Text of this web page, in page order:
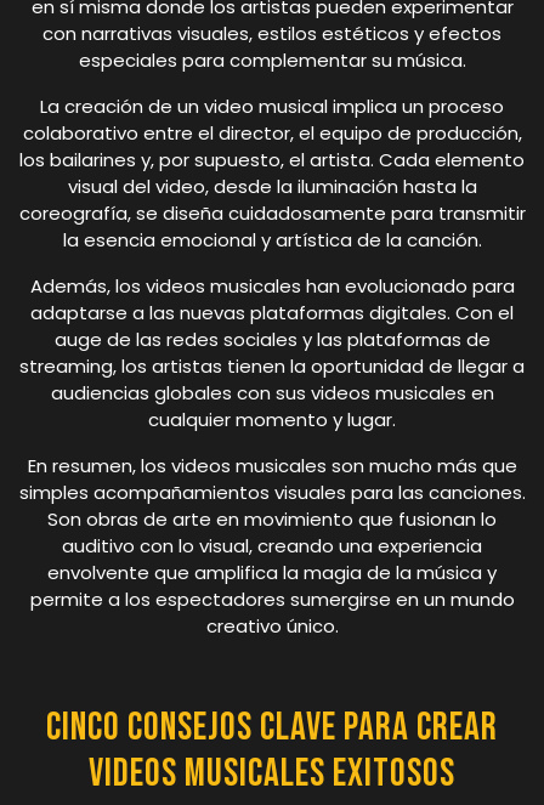
en sí misma donde los artistas pueden experimentar
con narrativas visuales, estilos estéticos y efectos
especiales para complementar su música.
La creación de un video musical implica un proceso
colaborativo entre el director, el equipo de producción,
los bailarines y, por supuesto, el artista. Cada elemento
visual del video, desde la iluminación hasta la
coreografía, se diseña cuidadosamente para transmitir
la esencia emocional y artística de la canción.
Además, los videos musicales han evolucionado para
adaptarse a las nuevas plataformas digitales. Con el
auge de las redes sociales y las plataformas de
streaming, los artistas tienen la oportunidad de llegar a
audiencias globales con sus videos musicales en
cualquier momento y lugar.
En resumen, los videos musicales son mucho más que
simples acompañamientos visuales para las canciones.
Son obras de arte en movimiento que fusionan lo
auditivo con lo visual, creando una experiencia
envolvente que amplifica la magia de la música y
permite a los espectadores sumergirse en un mundo
creativo único.
Cinco Consejos Clave para Crear
Videos Musicales Exitosos